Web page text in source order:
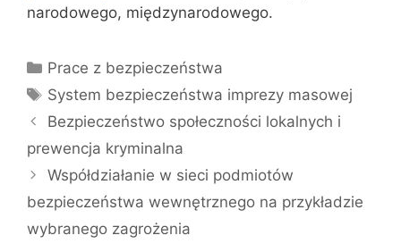
narodowego, międzynarodowego.
Kategorie
Prace z bezpieczeństwa
Tagi
System bezpieczeństwa imprezy masowej
Bezpieczeństwo społeczności lokalnych i
prewencja kryminalna
Współdziałanie w sieci podmiotów
bezpieczeństwa wewnętrznego na przykładzie
wybranego zagrożenia